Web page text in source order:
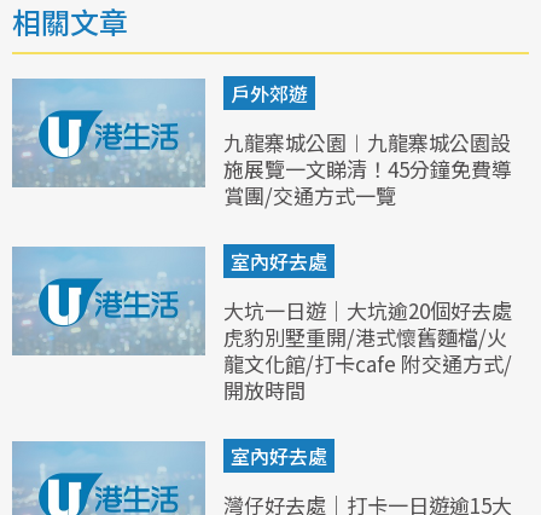
相關文章
戶外郊遊
九龍寨城公園︱九龍寨城公園設
施展覽一文睇清！45分鐘免費導
賞團/交通方式一覽
室內好去處
大坑一日遊｜大坑逾20個好去處
虎豹別墅重開/港式懷舊麵檔/火
龍文化館/打卡cafe 附交通方式/
開放時間
室內好去處
灣仔好去處｜打卡一日遊逾15大